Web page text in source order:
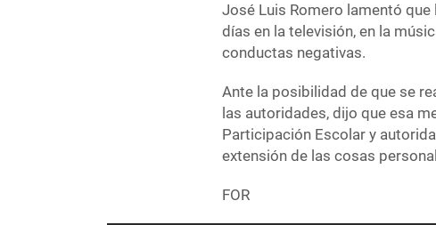
José Luis Romero lamentó
días en la televisión, en la
conductas negativas.
Ante la posibilidad de que se
las autoridades, dijo que esa
Participación Escolar y
extensión de las cosas
FOR